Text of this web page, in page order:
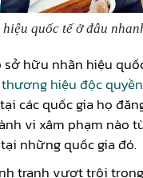
quốc tế ở đâu
sở hữu nhãn hiệu
thương hiệu độc quyền
các quốc gia họ
vi xâm phạm nào
những quốc gia đó.
tranh vượt trội